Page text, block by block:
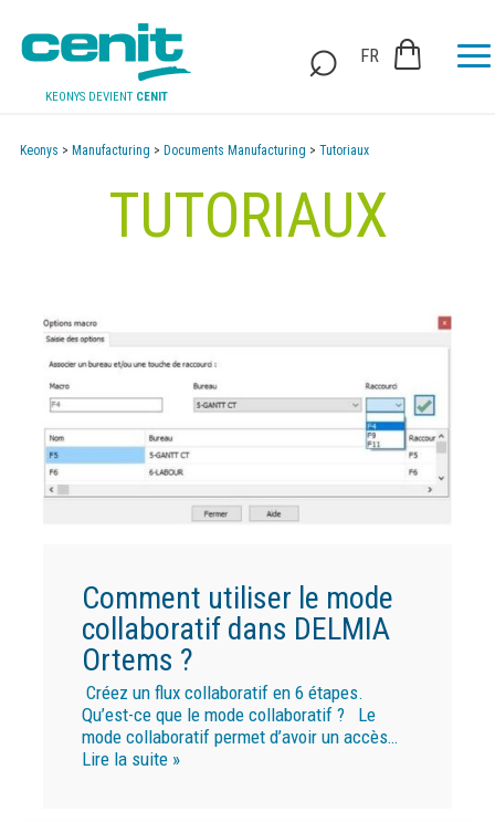
KEONYS DEVIENT CENIT
FR
Keonys > Manufacturing > Documents Manufacturing > Tutoriaux
TUTORIAUX
Comment utiliser le mode
collaboratif dans DELMIA
Ortems ?
Créez un flux collaboratif en 6 étapes.
Qu’est-ce que le mode collaboratif ? Le
mode collaboratif permet d’avoir un accès…
Lire la suite »